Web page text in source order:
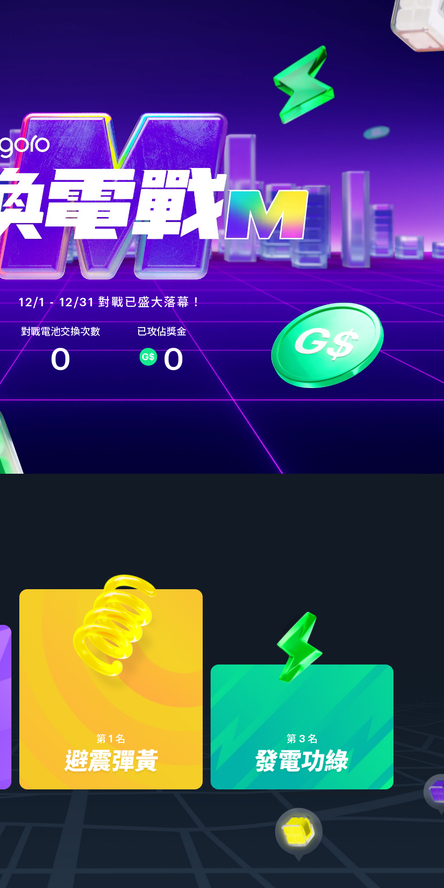
12/1 - 12/31 對戰已盛大落幕！
對戰電池交換次數
0
已攻佔獎金
0
第 1 名 第 3 名